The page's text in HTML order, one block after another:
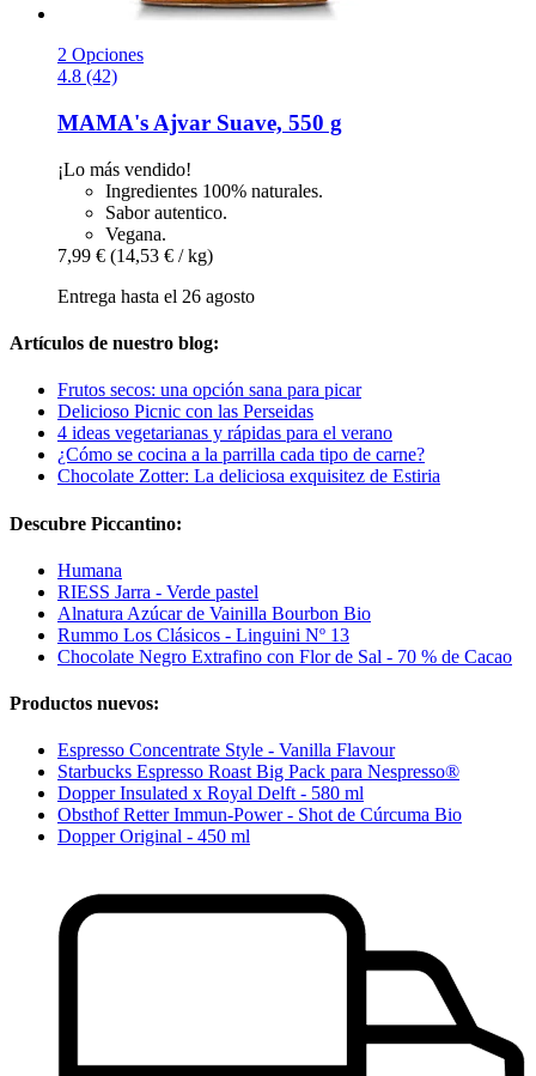
2 Opciones
4.8 (42)
MAMA's Ajvar Suave, 550 g
¡Lo más vendido!
Ingredientes 100% naturales.
Sabor autentico.
Vegana.
7,99 € (14,53 € / kg)
Entrega hasta el 26 agosto
Artículos de nuestro blog:
Frutos secos: una opción sana para picar
Delicioso Picnic con las Perseidas
4 ideas vegetarianas y rápidas para el verano
¿Cómo se cocina a la parrilla cada tipo de carne?
Chocolate Zotter: La deliciosa exquisitez de Estiria
Descubre Piccantino:
Humana
RIESS Jarra - Verde pastel
Alnatura Azúcar de Vainilla Bourbon Bio
Rummo Los Clásicos - Linguini Nº 13
Chocolate Negro Extrafino con Flor de Sal - 70 % de Cacao
Productos nuevos:
Espresso Concentrate Style - Vanilla Flavour
Starbucks Espresso Roast Big Pack para Nespresso®
Dopper Insulated x Royal Delft - 580 ml
Obsthof Retter Immun-Power - Shot de Cúrcuma Bio
Dopper Original - 450 ml